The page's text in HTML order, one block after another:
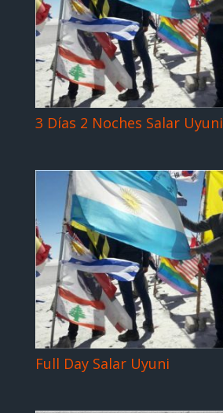
3 Días 2 Noches Salar Uyuni
Full Day Salar Uyuni